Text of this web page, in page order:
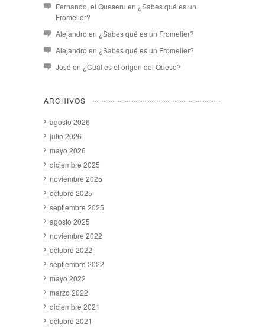
Fernando, el Queseru en ¿Sabes qué es un
Fromelier?
Alejandro en ¿Sabes qué es un Fromelier?
Alejandro en ¿Sabes qué es un Fromelier?
José en ¿Cuál es el origen del Queso?
ARCHIVOS
agosto 2026
julio 2026
mayo 2026
diciembre 2025
noviembre 2025
octubre 2025
septiembre 2025
agosto 2025
noviembre 2022
octubre 2022
septiembre 2022
mayo 2022
marzo 2022
diciembre 2021
octubre 2021